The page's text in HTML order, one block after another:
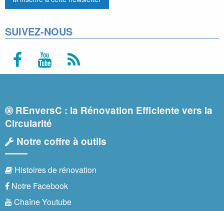
SUIVEZ-NOUS
REnversC : la Rénovation Efficiente vers la
Circularité
Notre coffre à outils
Histoires de rénovation
Notre Facebook
Chaîne Youtube